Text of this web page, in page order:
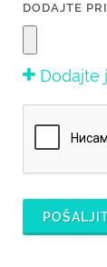
DODAJTE
Dodajte